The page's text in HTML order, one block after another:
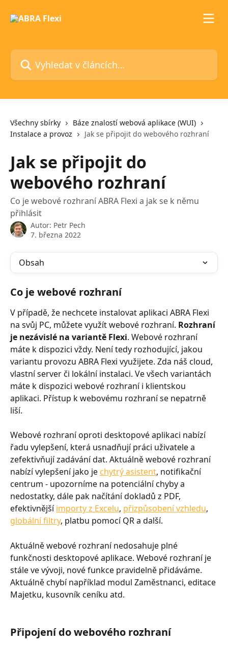
Vyhledat v článcích…
Všechny sbírky
Báze znalostí webová aplikace (WUI)
Instalace a provoz
Jak se připojit do webového rozhraní
Jak se připojit do
webového rozhraní
Co je webové rozhraní ABRA Flexi a jak se k němu
přihlásit
Autor: Petr Pech
7. března 2022
Obsah
Co je webové rozhraní
V případě, že nechcete instalovat aplikaci ABRA Flexi
na svůj PC, můžete využít webové rozhraní. Rozhraní
je nezávislé na variantě Flexi. Webové rozhraní
máte k dispozici vždy. Není tedy rozhodující, jakou
variantu provozu ABRA Flexi využijete. Zda náš cloud,
vlastní server či lokální instalaci. Ve všech variantách
máte k dispozici webové rozhraní i klientskou
aplikaci. Přístup k webovému rozhraní se nepatrně
liší.
Webové rozhraní oproti desktopové aplikaci nabízí
řadu vylepšení, která usnadňují práci uživatele a
zefektivňují zadávání dat. Aktuálně webové rozhraní
nabízí vylepšení jako je chytrý asistent, notifikační
centrum - upozorníme na potenciální chyby a
nedostatky, dále pak načítání dokladů z PDF,
efektivnější importy z Excelu, přizpůsobení vzhledu,
globální filtry, platbu pomocí QR a další.
Aktuálně webové rozhraní nedosahuje plné
funkčnosti desktopové aplikace. Webové rozhraní je
stále ve vývoji, nové funkce pravidelně přidáváme.
Aktuálně chybí například modul Zaměstnanci, editace
Majetku, kusovník ceníku atd.
Připojení do webového rozhraní